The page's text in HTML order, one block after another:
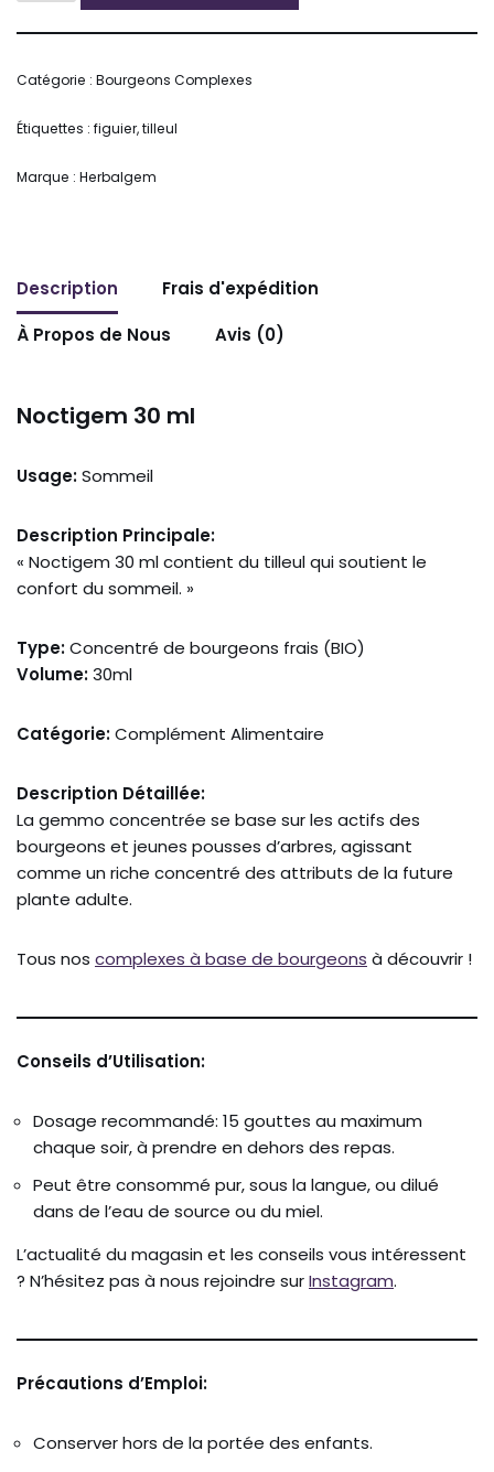
Catégorie : Bourgeons Complexes
Étiquettes : figuier,tilleul
Marque : Herbalgem
Description
Frais d'expédition
À Propos de Nous
Avis (0)
Noctigem 30 ml
Usage:Sommeil
Description Principale:
« Noctigem 30 ml contient du tilleul qui soutient le
confort du sommeil. »
Type:Concentré de bourgeons frais (BIO)
Volume:30ml
Catégorie:Complément Alimentaire
Description Détaillée:
La gemmo concentrée se base sur les actifs des
bourgeons et jeunes pousses d’arbres, agissant
comme un riche concentré des attributs de la future
plante adulte.
Tous nos complexes à base de bourgeons à découvrir !
Conseils d’Utilisation:
Dosage recommandé: 15 gouttes au maximum
chaque soir, à prendre en dehors des repas.
Peut être consommé pur, sous la langue, ou dilué
dans de l’eau de source ou du miel.
L’actualité du magasin et les conseils vous intéressent
? N’hésitez pas à nous rejoindre surInstagram.
Précautions d’Emploi:
Conserver hors de la portée des enfants.